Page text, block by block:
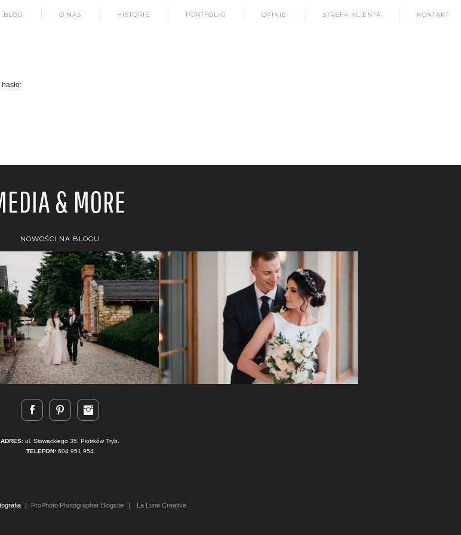
KONTAKT
STREFA KLIENTA
OPINIE
PORTFOLIO
HISTORIE
O NAS
BLOG
& MORE
NOWOŚCI NA BLOGU
ADRES:ul. Słowackiego 35, Piotrków Tryb.
TELEFON:604 951 954
ProPhoto Photographer Blogsite La Lune Creative